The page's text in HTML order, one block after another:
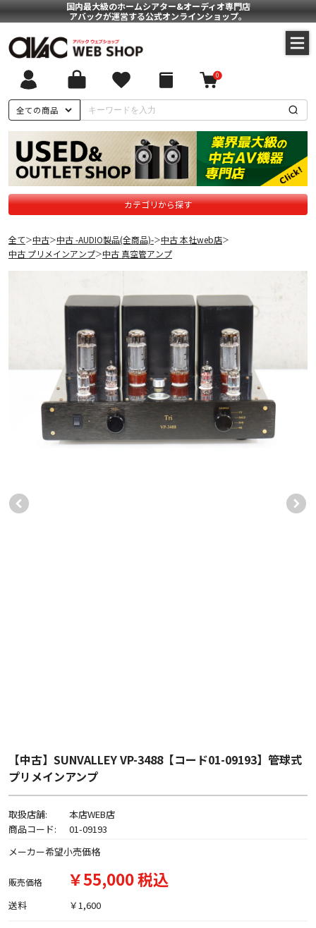
国内最大級のホームシアター&オーディオ専門店
アバックが運営する公式オンラインショップ。
全ての商品
0
カテゴリから探す
全て＞中古＞中古 -AUDIO製品(全商品)-＞中古 本社web店＞
中古 プリメインアンプ＞中古 真空管アンプ
【中古】SUNVALLEY VP-3488【コード01-09193】管球式
プリメインアンプ
取扱店舗:
本店WEB店
商品コード:
01-09193
メーカー希望小売価格
販売価格 ￥55,000 税込
送料 ￥1,600